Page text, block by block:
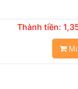
Thành tiền: